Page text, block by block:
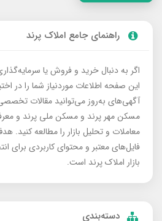
راهنمای جامع املاک پرند
اگر به دنبال خرید و فروش یا
این صفحه اطلاعات موردنیاز شما را در
آگهی‌های به‌روز می‌توانید مقالات
مسکن مهر پرند و مسکن ملی پرند و
معاملات و تحلیل بازار را مطالعه کنید.
فایل‌های معتبر و محتوای کاربردی برای
بازار املاک پرند است.
دسته‌بندی